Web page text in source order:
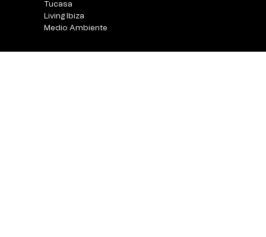
Tucasa
Living Ibiza
Medio Ambiente